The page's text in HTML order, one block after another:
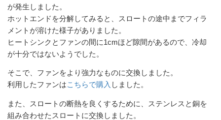
が発生しました。
ホットエンドを分解してみると、スロートの途中までフィラ
メントが溶けた様子がありました。
ヒートシンクとファンの間に1cmほど隙間があるので、冷却
が十分ではないようでした。
そこで、ファンをより強力なものに交換しました。
利用したファンはこちらで購入 しました。
また、スロートの断熱を良くするために、ステンレスと銅を
組み合わせたスロートに交換しました。